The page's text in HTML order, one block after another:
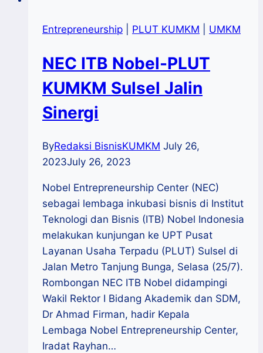
Entrepreneurship PLUT KUMKM UMKM
NEC ITB Nobel-PLUT
KUMKM Sulsel Jalin
Sinergi
ByRedaksi BisnisKUMKM July 26,
2023July 26, 2023
Nobel Entrepreneurship Center (NEC)
sebagai lembaga inkubasi bisnis di Institut
Teknologi dan Bisnis (ITB) Nobel Indonesia
melakukan kunjungan ke UPT Pusat
Layanan Usaha Terpadu (PLUT) Sulsel di
Jalan Metro Tanjung Bunga, Selasa (25/7).
Rombongan NEC ITB Nobel didampingi
Wakil Rektor I Bidang Akademik dan SDM,
Dr Ahmad Firman, hadir Kepala
Lembaga Nobel Entrepreneurship Center,
Iradat Rayhan…